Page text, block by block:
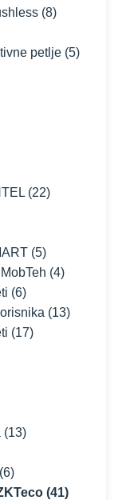
(8)
petlje (5)
(22)
(5)
(4)
(6)
(13)
(17)
(13)
(6)
(41)